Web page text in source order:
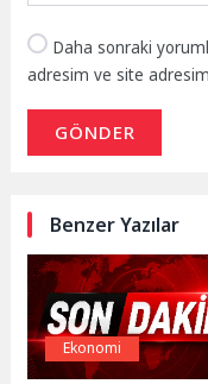
Daha sonraki
adresim ve site
GÖNDER
Benzer Yazılar
Ekonomi